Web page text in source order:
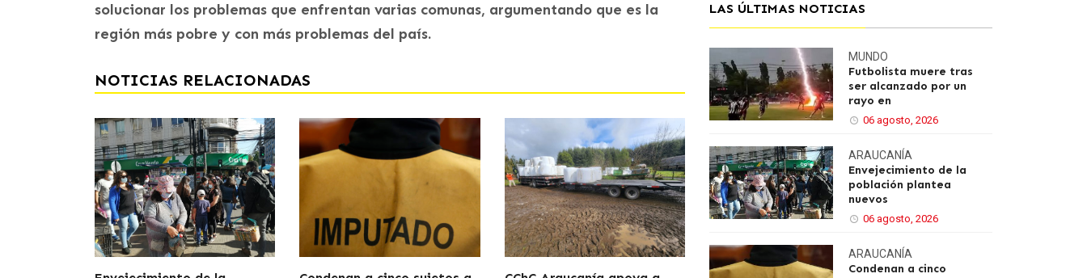
solucionar los problemas que enfrentan varias comunas, argumentando que es la
región más pobre y con más problemas del país.
NOTICIAS RELACIONADAS
LAS ÚLTIMAS NOTICIAS
MUNDO
Futbolista muere tras
ser alcanzado por un
rayo en
06 agosto, 2026
ARAUCANÍA
Envejecimiento de la
población plantea
nuevos
06 agosto, 2026
ARAUCANÍA
Condenan a cinco